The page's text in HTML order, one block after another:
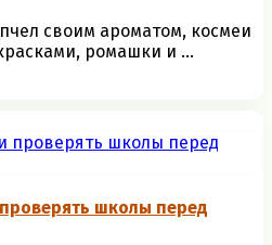
своим ароматом, космеи
ромашки и ...
школы перед